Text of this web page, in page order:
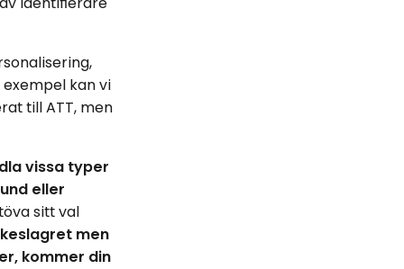
exempel kan vi
till ATT, men
vissa typer
eller
sitt val
men
kommer din